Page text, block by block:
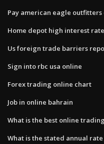
Pay american eagle
Home depot high interest rate
Us foreign trade barriers
Sign into rbc usa online
Forex trading online chart
Job in online bahrain
What is the best online
What is the stated annual